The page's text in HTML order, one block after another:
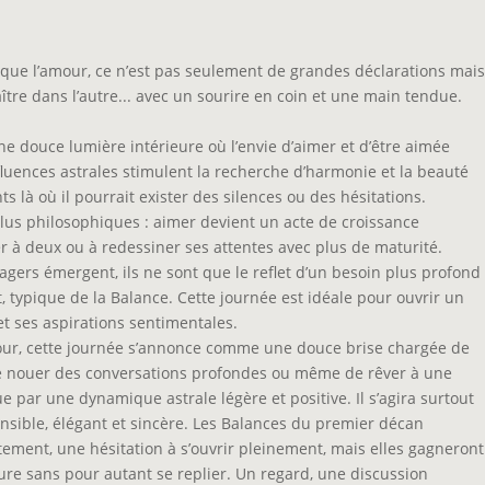
l’amour, ce n’est pas seulement de grandes déclarations mais
dans l’autre... avec un sourire en coin et une main tendue.
douce lumière intérieure où l’envie d’aimer et d’être aimée
astrales stimulent la recherche d’harmonie et la beauté
là où il pourrait exister des silences ou des hésitations.
philosophiques : aimer devient un acte de croissance
à deux ou à redessiner ses attentes avec plus de maturité.
émergent, ils ne sont que le reflet d’un besoin plus profond
typique de la Balance. Cette journée est idéale pour ouvrir un
ses aspirations sentimentales.
cette journée s’annonce comme une douce brise chargée de
nouer des conversations profondes ou même de rêver à une
par une dynamique astrale légère et positive. Il s’agira surtout
élégant et sincère. Les Balances du premier décan
une hésitation à s’ouvrir pleinement, mais elles gagneront
sans pour autant se replier. Un regard, une discussion